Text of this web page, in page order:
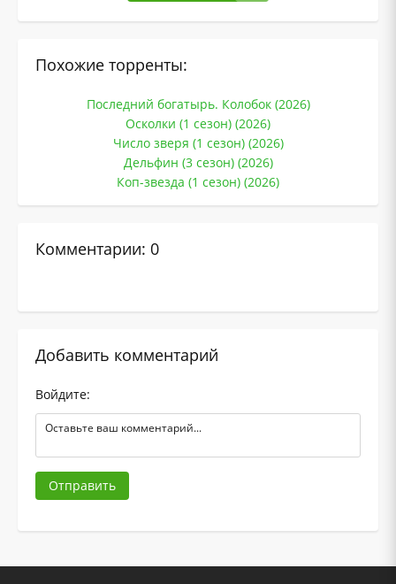
Похожие торренты:
Последний богатырь. Колобок (2026)
Осколки (1 сезон) (2026)
Число зверя (1 сезон) (2026)
Дельфин (3 сезон) (2026)
Коп-звезда (1 сезон) (2026)
Комментарии: 0
Добавить комментарий
Войдите:
Отправить